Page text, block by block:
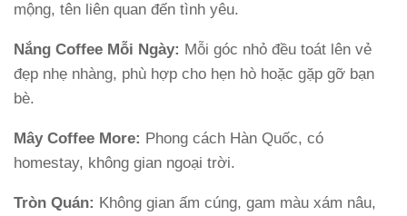
mộng, tên liên quan đến tình yêu.
Nắng Coffee Mỗi Ngày: Mỗi góc nhỏ đều toát lên vẻ
đẹp nhẹ nhàng, phù hợp cho hẹn hò hoặc gặp gỡ bạn
bè.
Mây Coffee More: Phong cách Hàn Quốc, có
homestay, không gian ngoại trời.
Tròn Quán: Không gian ấm cúng, gam màu xám nâu,